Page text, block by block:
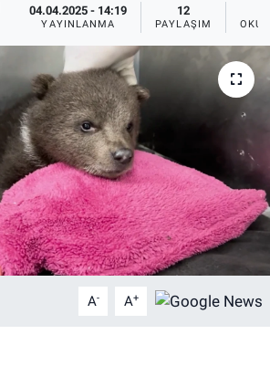
04.04.2025 - 14:19
YAYINLANMA
12
PAYLAŞIM
A- A+